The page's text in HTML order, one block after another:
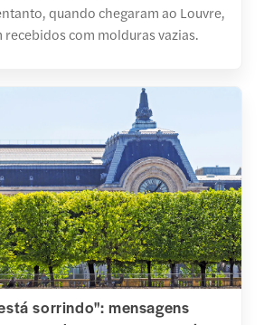
quando chegaram ao Louvre,
com molduras vazias.
sorrindo": mensagens